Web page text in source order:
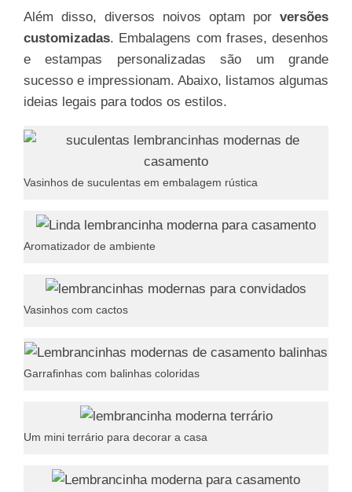
Além disso, diversos noivos optam por versões
customizadas. Embalagens com frases, desenhos
e estampas personalizadas são um grande
sucesso e impressionam. Abaixo, listamos algumas
ideias legais para todos os estilos.
Vasinhos de suculentas em embalagem rústica
Aromatizador de ambiente
Vasinhos com cactos
Garrafinhas com balinhas coloridas
Um mini terrário para decorar a casa